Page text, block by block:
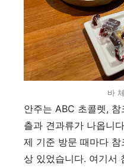
바
안주는 ABC 초콜렛, 참
츨과 견과류가 나옵니다
제 기준 방문 때마다
상 있었습니다. 여기서